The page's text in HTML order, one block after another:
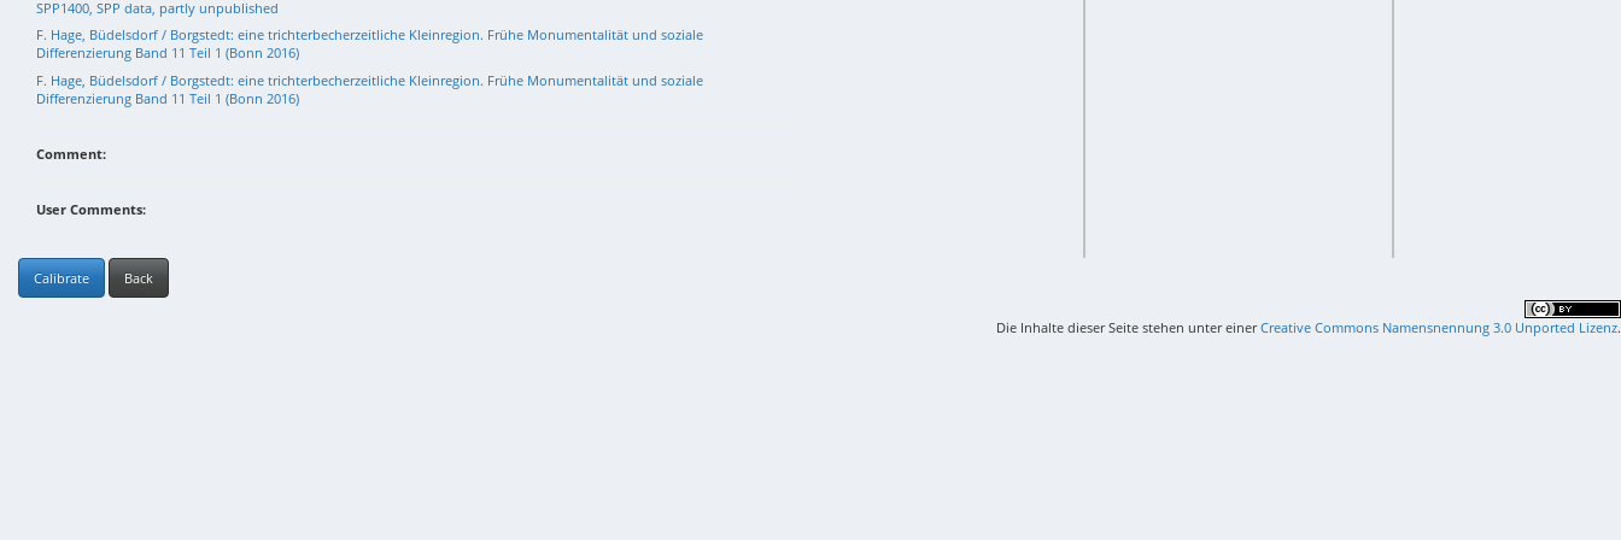
SPP1400, SPP data, partly unpublished
F. Hage, Büdelsdorf / Borgstedt: eine trichterbecherzeitliche Kleinregion. Frühe Monumentalität und soziale
Differenzierung Band 11 Teil 1 (Bonn 2016)
F. Hage, Büdelsdorf / Borgstedt: eine trichterbecherzeitliche Kleinregion. Frühe Monumentalität und soziale
Differenzierung Band 11 Teil 1 (Bonn 2016)
Comment:
User Comments:
Calibrate Back
Die Inhalte dieser Seite stehen unter einerCreative Commons Namensnennung 3.0 Unported Lizenz.